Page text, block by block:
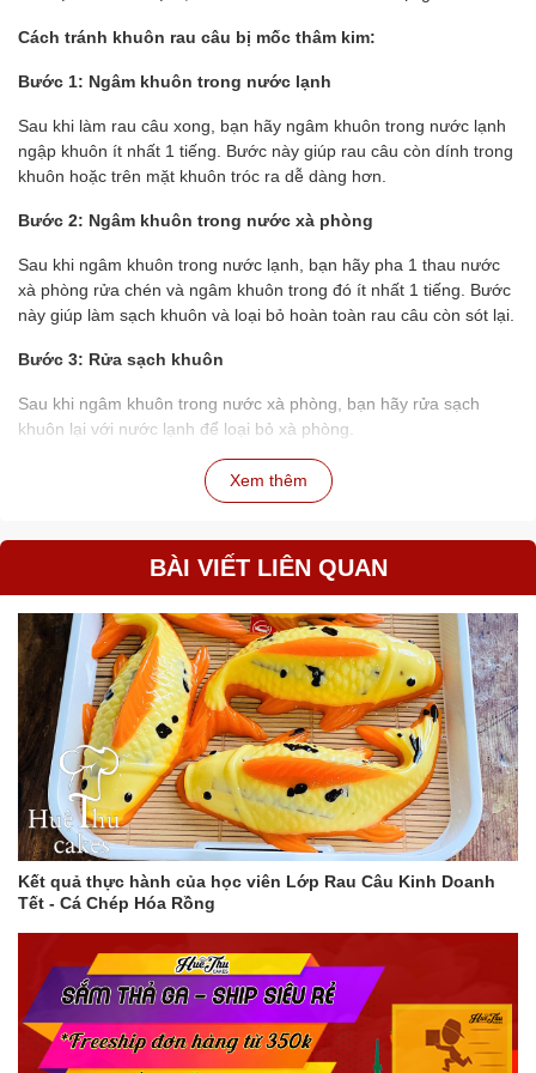
Cách tránh khuôn rau câu bị mốc thâm kim:
Bước 1: Ngâm khuôn trong nước lạnh
Sau khi làm rau câu xong, bạn hãy ngâm khuôn trong nước lạnh
ngập khuôn ít nhất 1 tiếng. Bước này giúp rau câu còn dính trong
khuôn hoặc trên mặt khuôn tróc ra dễ dàng hơn.
Bước 2: Ngâm khuôn trong nước xà phòng
Sau khi ngâm khuôn trong nước lạnh, bạn hãy pha 1 thau nước
xà phòng rửa chén và ngâm khuôn trong đó ít nhất 1 tiếng. Bước
này giúp làm sạch khuôn và loại bỏ hoàn toàn rau câu còn sót lại.
Bước 3: Rửa sạch khuôn
Sau khi ngâm khuôn trong nước xà phòng, bạn hãy rửa sạch
khuôn lại với nước lạnh để loại bỏ xà phòng.
Bước 4: Phơi khô khuôn
hết. Sau đó, bạn có thể phơi khuôn dưới ánh nắng mặt trời hoặc
hong khô bằng máy sấy.
Lưu ý
Bạn nên ngâm khuôn trong nước lạnh và nước xà phòng ít
nhất 1 tiếng để rau câu tróc ra dễ dàng và khuôn được làm
sạch hoàn toàn.
Bạn có thể ngâm khuôn trong nước lạnh qua ngày, 2-3
ngày, thậm chí cả tuần mà không lo khuôn bị nhớt. Tuy
nhiên, nếu chỉ ngâm nước lạnh mà không ngâm nước xà
phòng, thì khuôn sẽ bị nhớt khi ngâm lâu trên 1 ngày.
Bạn có thể phơi khuôn dưới ánh nắng mặt trời hoặc hong
khô bằng máy sấy đều được. Tuy nhiên, nếu phơi khuôn
dưới ánh nắng mặt trời, bạn nên lưu ý che đậy khuôn để
tránh bụi bẩn bám vào.
Với cách làm này, khuôn rau câu của bạn sẽ luôn sạch sẽ và
không bị mốc thâm kim.
Thêm một số mẹo giúp khuôn rau câu không bị mốc thâm
kim
Xem thêm
BÀI VIẾT LIÊN QUAN
Kết quả thực hành của học viên Lớp Rau Câu Kinh Doanh
Tết - Cá Chép Hóa Rồng